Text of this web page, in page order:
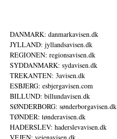
DANMARK: danmarkavisen.dk
JYLLAND: jyllandsavisen.dk
REGIONEN: regionsavisen.dk
SYDDANMARK: sydavisen.dk
TREKANTEN: 3avisen.dk
ESBJERG: esbjergavisen.com
BILLUND: billundavisen.dk
SØNDERBORG: sønderborgavisen.dk
TØNDER: tønderavisen.dk
HADERSLEV: haderslevavisen.dk
VEJEN: vejenavisen.dk